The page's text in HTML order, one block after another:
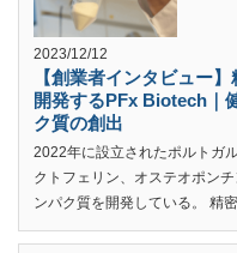
2023/12/12
【創業者インタビュー
開発するPFx Biotech｜
ク質の創出
2022年に設立されたポルトガ
クトフェリン、オステオポン
ンパク質を開発している。 精